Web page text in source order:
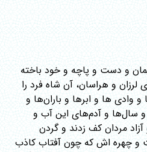
و دست و پاچه و خود باخته
لرزان و هراسان، آن شاه فرد را
وادی ها و ابرها و باران‌ها و
سال‌ها و آدم‌های این آب و
مردان کف زدند و گردن
و چهره اش که چون آفتاب کاذب